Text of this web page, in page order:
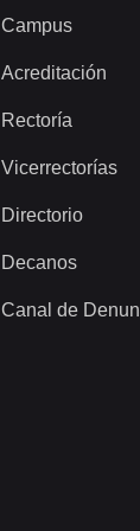
Campus
Acreditación
Rectoría
Vicerrectorías
Directorio
Decanos
Canal de